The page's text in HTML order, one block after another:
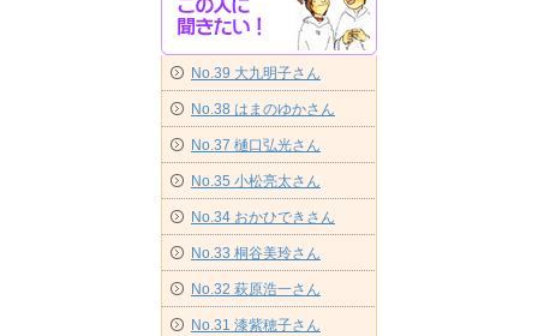
No.39 大九明子さん
No.38 はまのゆかさん
No.37 樋口弘光さん
No.35 小松亮太さん
No.34 おかひできさん
No.33 桐谷美玲さん
No.32 萩原浩一さん
No.31 漆紫穂子さん